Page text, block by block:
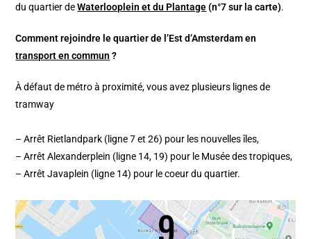
du quartier deWaterlooplein et du Plantage(n°7 sur la carte).
Comment rejoindre le quartier de l’Est d’Amsterdam en
transport en commun ?
À défaut de métro à proximité, vous avez plusieurs lignes de
tramway
– Arrêt Rietlandpark (ligne 7 et 26) pour les nouvelles îles,
– Arrêt Alexanderplein (ligne 14, 19) pour le Musée des tropiques,
– Arrêt Javaplein (ligne 14) pour le coeur du quartier.